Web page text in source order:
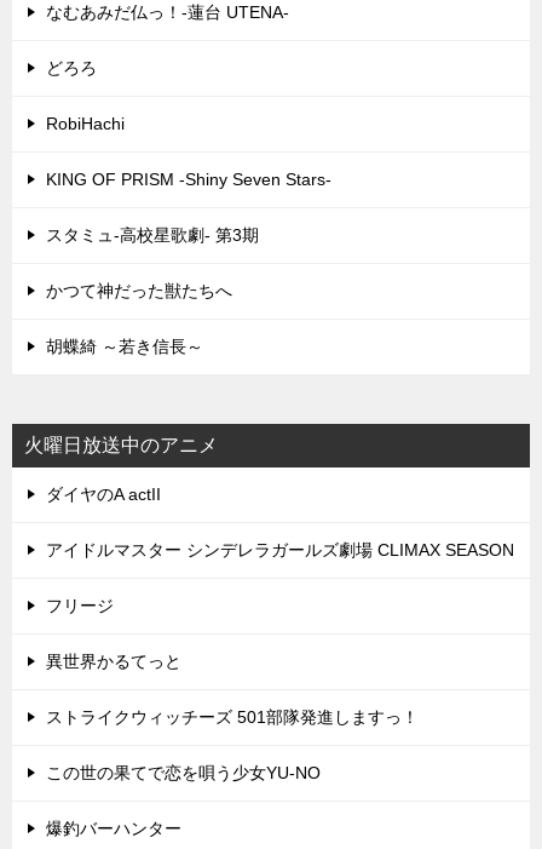
なむあみだ仏っ！-蓮台 UTENA-
どろろ
RobiHachi
KING OF PRISM -Shiny Seven Stars-
スタミュ-高校星歌劇- 第3期
かつて神だった獣たちへ
胡蝶綺 ～若き信長～
火曜日放送中のアニメ
ダイヤのA actII
アイドルマスター シンデレラガールズ劇場 CLIMAX SEASON
フリージ
異世界かるてっと
ストライクウィッチーズ 501部隊発進しますっ！
この世の果てで恋を唄う少女YU-NO
爆釣バーハンター